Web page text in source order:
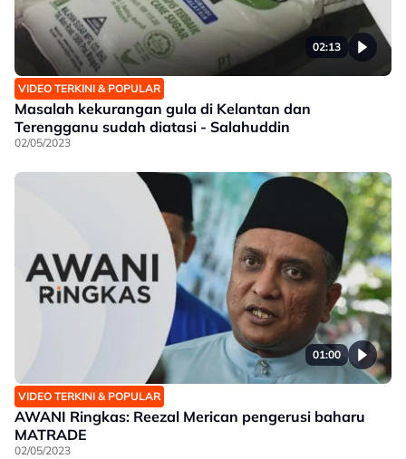
02:13
VIDEO TERKINI & POPULAR
Masalah kekurangan gula di Kelantan dan
Terengganu sudah diatasi - Salahuddin
02/05/2023
01:00
VIDEO TERKINI & POPULAR
AWANI Ringkas: Reezal Merican pengerusi baharu
MATRADE
02/05/2023